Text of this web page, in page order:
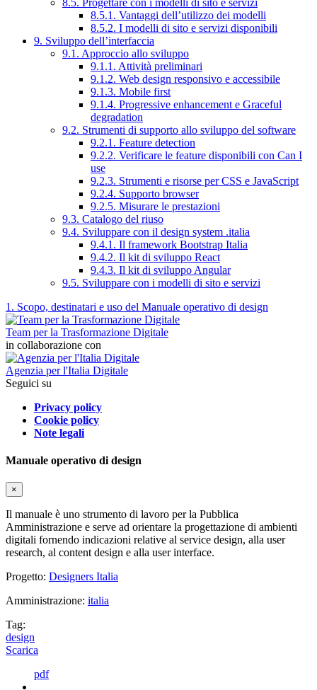
8.5.1. Vantaggi dell’utilizzo dei modelli
8.5.2. I modelli di sito e servizi disponibili
9. Sviluppo dell’interfaccia
9.1. Approccio allo sviluppo
9.1.1. Attività preliminari
9.1.2. Web design responsivo e accessibile
9.1.3. Mobile first
9.1.4. Progressive enhancement e Graceful
degradation
9.2. Strumenti di supporto allo sviluppo del software
9.2.1. Feature detection
9.2.2. Verificare le feature disponibili con Can I
use
9.2.3. Strumenti e risorse per CSS e JavaScript
9.2.4. Supporto browser
9.2.5. Misurare le prestazioni
9.3. Catalogo del riuso
9.4. Sviluppare con il design system .italia
9.4.1. Il framework Bootstrap Italia
9.4.2. Il kit di sviluppo React
9.4.3. Il kit di sviluppo Angular
9.5. Sviluppare con i modelli di sito e servizi
1. Scopo, destinatari e uso del Manuale operativo di design
Team per la Trasformazione Digitale
in collaborazione con
Agenzia per l'Italia Digitale
Seguici su
Privacy policy
Cookie policy
Note legali
Manuale operativo di design
×
Il manuale è uno strumento di lavoro per la Pubblica
Amministrazione e serve ad orientare la progettazione di ambienti
digitali fornendo indicazioni relative al service design, alla user
research, al content design e alla user interface.
Progetto: Designers Italia
Amministrazione: italia
Tag:
design
Scarica
pdf